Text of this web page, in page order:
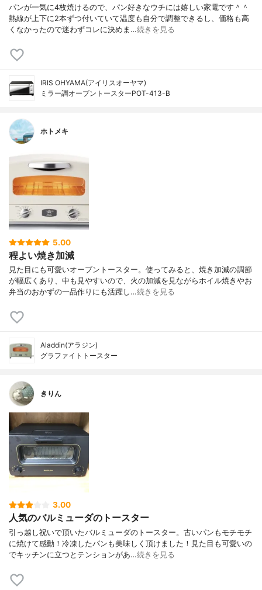
パンが一気に4枚焼けるので、パン好きなウチには嬉しい家電です＾＾
熱線が上下に2本ずつ付いていて温度も自分で調整できるし、価格も高
くなかったので迷わずコレに決めま…続きを見る
IRIS OHYAMA(アイリスオーヤマ)
ミラー調オーブントースターPOT-413-B
ホトメキ
5.00
程よい焼き加減
見た目にも可愛いオーブントースター。使ってみると、焼き加減の調節
が幅広くあり、中も見やすいので、火の加減を見ながらホイル焼きやお
弁当のおかずの一品作りにも活躍し…続きを見る
Aladdin(アラジン)
グラファイトトースター
きりん
3.00
人気のバルミューダのトースター
引っ越し祝いで頂いたバルミューダのトースター。古いパンもモチモチ
に焼けて感動！冷凍したパンも美味しく頂けました！見た目も可愛いの
でキッチンに立つとテンションがあ…続きを見る